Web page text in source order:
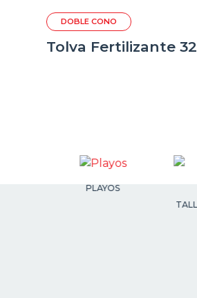
DOBLE CONO
Tolva Fertilizante
PLAYOS